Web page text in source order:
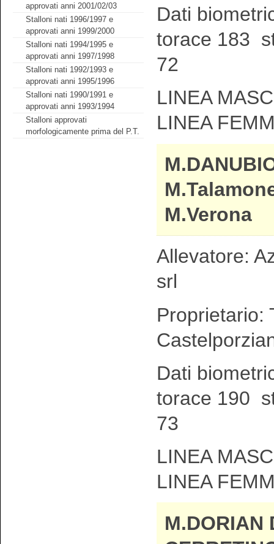
approvati anni 2001/02/03
Stalloni nati 1996/1997 e
approvati anni 1999/2000
Stalloni nati 1994/1995 e
approvati anni 1997/1998
Stalloni nati 1992/1993 e
approvati anni 1995/1996
Stalloni nati 1990/1991 e
approvati anni 1993/1994
Stalloni approvati
morfologicamente prima del P.T.
Dati
torace 183
72
LINEA
LINEA
M.Verona
Allevatore:
srl
Proprietario:
Dati
torace 190
73
LINEA
LINEA
M.DORIAN